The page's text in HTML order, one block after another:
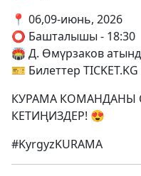
📍 06,09-июнь, 2026
⭕️ Башталышы - 18:30
🏟️ Д. Өмүрзаков
🎫 Билеттер
КУРАМА КОМАНДАНЫ
КЕТИҢИЗДЕР! 😍
#KyrgyzKURAMA